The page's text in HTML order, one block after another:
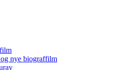
nye biograffilm